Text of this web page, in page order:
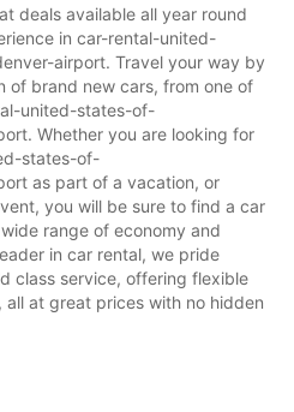
deals available all year round
in car-rental-united-
airport. Travel your way by
of brand new cars, from one of
united-states-of-
Whether you are looking for
states-of-
as part of a vacation, or
you will be sure to find a car
range of economy and
in car rental, we pride
class service, offering flexible
at great prices with no hidden